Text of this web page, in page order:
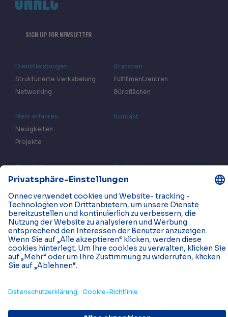
SIGN UP FOR NEWSLETTER
Dienstleistungen
Strukturierte Verkabelung
Networking
Branchen
Fulfillmentzentren
Büroflächen
Mehr erfahren
Neuigkeiten
Projekte
Kontakt
Standorte Karriere
Datenschutzinformationen
Impressum
© 2026 Onnec. Alle Rechte vorbehalten.